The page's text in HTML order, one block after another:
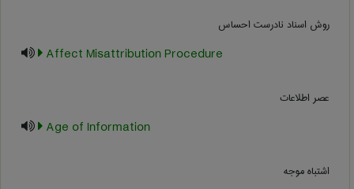
روش اسناد نادرست احساس
Affect Misattribution Procedure
عصر اطلاعات
Age of Information
اشتباه موجه